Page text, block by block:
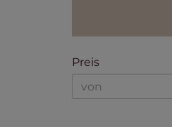
Preis